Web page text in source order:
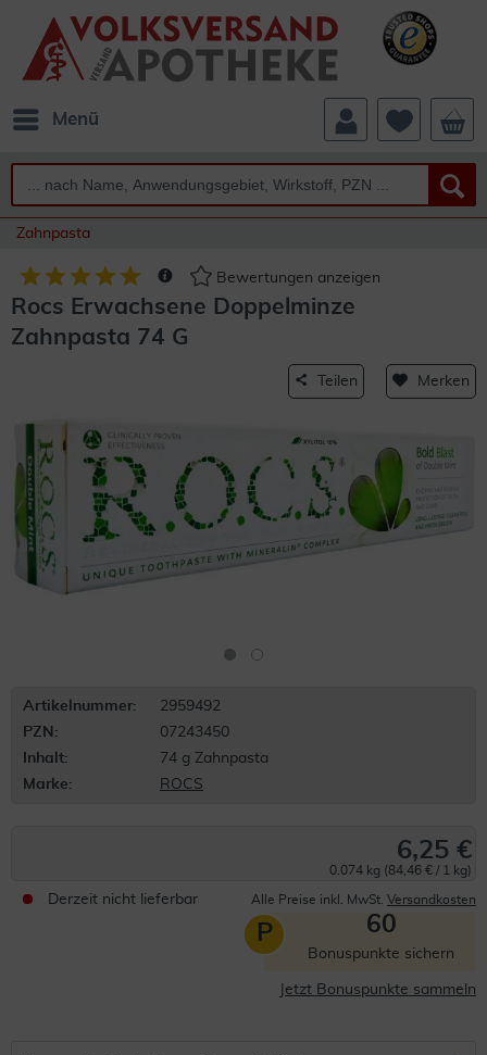
Menü
Zahnpasta
Bewertungen anzeigen
Rocs Erwachsene Doppelminze
Zahnpasta 74 G
Teilen Merken
Artikelnummer:
2959492
PZN:
07243450
Inhalt:
74 g Zahnpasta
Marke:
ROCS
6,25 €
0.074 kg (84,46 € / 1 kg)
Derzeit nicht lieferbar Alle Preise inkl. MwSt. Versandkosten
P 60
Bonuspunkte sichern
Jetzt Bonuspunkte sammeln